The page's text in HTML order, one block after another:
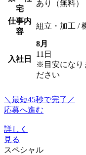
宅
あり（無料）
仕事内
容
組立・加工 /
入社日
8月
11日
※目安になり
ださい
＼最短45秒で完了／
応募へ進む
詳しく
見る
スペシャル